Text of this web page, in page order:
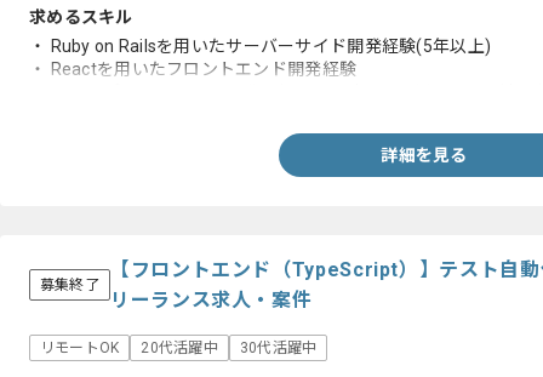
求めるスキル
・ Ruby on Railsを用いたサーバーサイド開発経験(5年以上)
・ Reactを用いたフロントエンド開発経験
詳細を見る
募集終了
【フロントエンド（TypeScript）】テスト自
リーランス求人・案件
リモートOK 20代活躍中 30代活躍中